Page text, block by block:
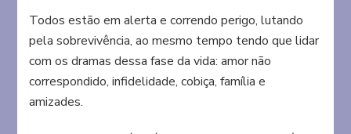
Todos estão em alerta e correndo perigo, lutando
pela sobrevivência, ao mesmo tempo tendo que lidar
com os dramas dessa fase da vida: amor não
correspondido, infidelidade, cobiça, família e
amizades.